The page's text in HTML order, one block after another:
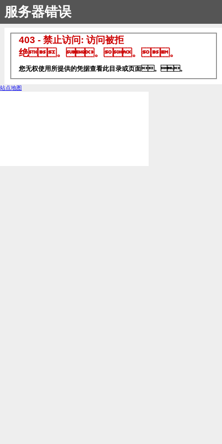
服务器错误
403 - 禁止访问: 访问被拒
绝。。。。
您无权使用所提供的凭据查看此目录或页面。。
站点地图